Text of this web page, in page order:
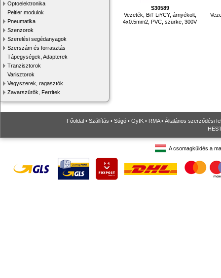
Optoelektronika
Peltier modulok
Pneumatika
Szenzorok
Szerelési segédanyagok
Szerszám és forrasztás
Tápegységek, Adapterek
Tranzisztorok
Varisztorok
Vegyszerek, ragasztók
Zavarszűrők, Ferritek
S30589
Vezeték, BiT LiYCY, árnyékolt,
4x0.5mm2, PVC, szürke, 300V
Főoldal • Szállítás • Súgó • GyIK • RMA• Általános szerződési
A csomagküldés a